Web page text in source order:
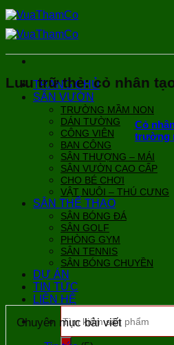
Bỏ
qua
nội
TRANG CHỦ
SÂN VƯỜN
TRƯỜNG MẦM NON
DÁN TƯỜNG
CÔNG VIÊN
BAN CÔNG
SÂN THƯỢNG – MÁI
SÂN VƯỜN CAO CẤP
CHO BÉ CHƠI
VẬT NUÔI – THÚ CƯNG
SÂN THỂ THAO
SÂN BÓNG ĐÁ
SÂN GOLF
PHÒNG GYM
SÂN TENNIS
SÂN BÓNG CHUYỀN
DỰ ÁN
TIN TỨC
LIÊN HỆ
kiếm:
Lưu trữ thẻ:cỏ nhân
Cỏ
trường
Chuyên mục bài viết